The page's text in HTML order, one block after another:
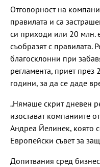
Отговорност на
правилата и са
си приходи или 20 млн.
съобразят с правилата.
благосклонни при
регламента, приет
години, за да се даде
„Нямаше скрит дневен
изостават компаниите
Андреа Йелинек, която
Европейски съвет за
Допитвания сред